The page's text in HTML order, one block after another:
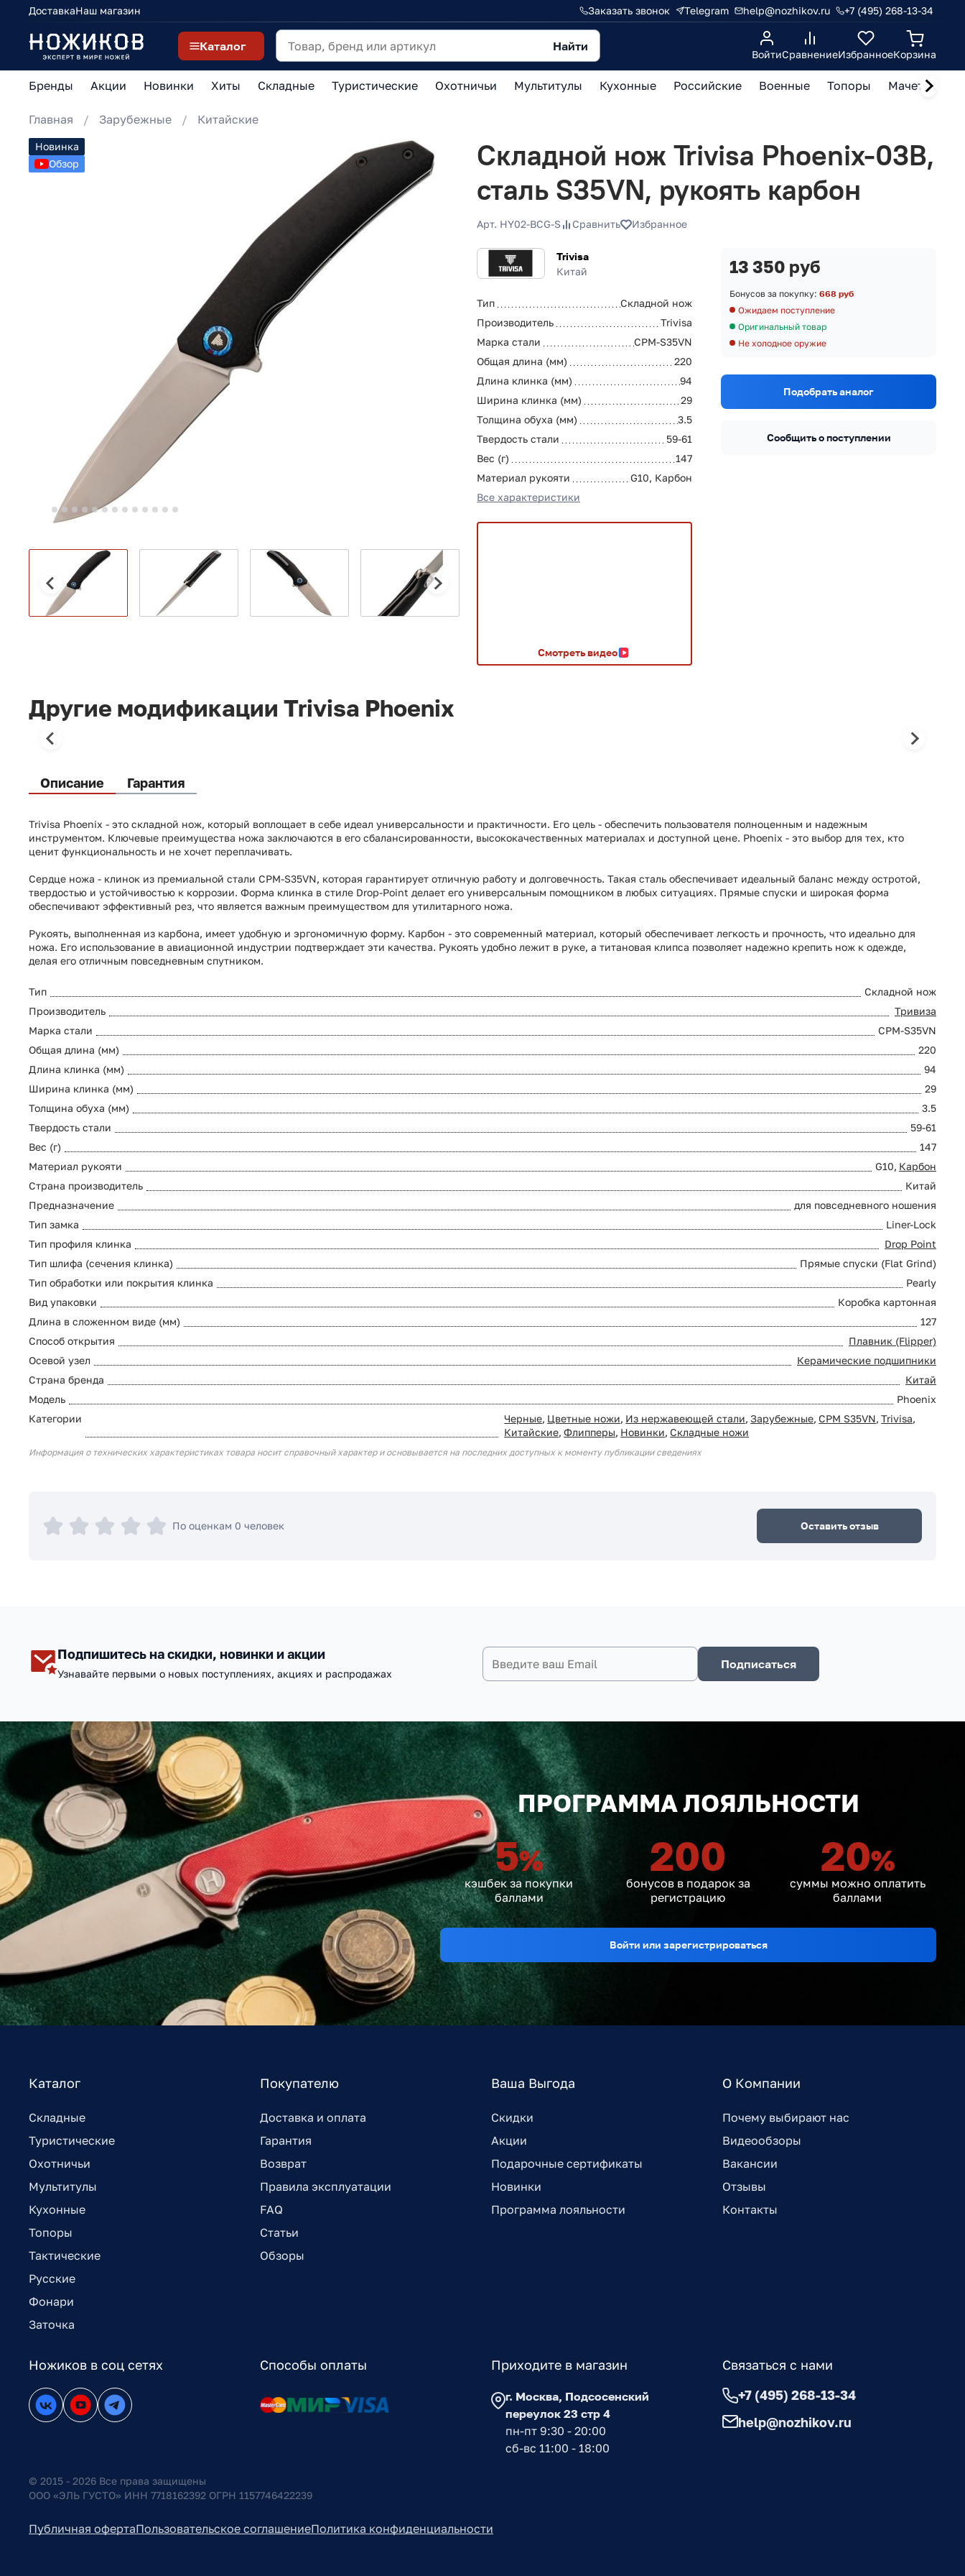
ДоставкаНаш магазин Заказать звонок Telegram help@nozhikov.ru +7 (495) 268-13-34
Каталог Найти
ВойтиСравнениеИзбранноеКорзина
Бренды Акции Новинки Хиты Складные Туристические Охотничьи Мультитулы Кухонные Российские Военные Топоры Мачете,
Главная Зарубежные Китайские
Новинка
Обзор
Складной нож Trivisa Phoenix-03B,
сталь S35VN, рукоять карбон
Арт. HY02-BCG-S Сравнить Избранное
Trivisa
Китай
Тип
Складной нож
Производитель
Trivisa
Марка стали
CPM-S35VN
Общая длина (мм)
220
Длина клинка (мм)
94
Ширина клинка (мм)
29
Толщина обуха (мм)
3.5
Твердость стали
59-61
Вес (г)
147
Материал рукояти
G10, Карбон
Все характеристики
Смотреть видео
13 350 руб
Бонусов за покупку: 668 руб
Ожидаем поступление
Оригинальный товар
Не холодное оружие
Подобрать аналог
Сообщить о поступлении
Другие модификации Trivisa Phoenix
Описание Гарантия
Trivisa Phoenix - это складной нож, который воплощает в себе идеал универсальности и практичности. Его цель - обеспечить пользователя полноценным и надежным
инструментом. Ключевые преимущества ножа заключаются в его сбалансированности, высококачественных материалах и доступной цене. Phoenix - это выбор для тех, кто
ценит функциональность и не хочет переплачивать.
Сердце ножа - клинок из премиальной стали CPM-S35VN, которая гарантирует отличную работу и долговечность. Такая сталь обеспечивает идеальный баланс между остротой,
твердостью и устойчивостью к коррозии. Форма клинка в стиле Drop-Point делает его универсальным помощником в любых ситуациях. Прямые спуски и широкая форма
обеспечивают эффективный рез, что является важным преимуществом для утилитарного ножа.
Рукоять, выполненная из карбона, имеет удобную и эргономичную форму. Карбон - это современный материал, который обеспечивает легкость и прочность, что идеально для
ножа. Его использование в авиационной индустрии подтверждает эти качества. Рукоять удобно лежит в руке, а титановая клипса позволяет надежно крепить нож к одежде,
делая его отличным повседневным спутником.
Тип
Складной нож
Производитель
Тривиза
Марка стали
CPM-S35VN
Общая длина (мм)
220
Длина клинка (мм)
94
Ширина клинка (мм)
29
Толщина обуха (мм)
3.5
Твердость стали
59-61
Вес (г)
147
Материал рукояти
G10, Карбон
Страна производитель
Китай
Предназначение
для повседневного ношения
Тип замка
Liner-Lock
Тип профиля клинка
Drop Point
Тип шлифа (сечения клинка)
Прямые спуски (Flat Grind)
Тип обработки или покрытия клинка
Pearly
Вид упаковки
Коробка картонная
Длина в сложенном виде (мм)
127
Способ открытия
Плавник (Flipper)
Осевой узел
Керамические подшипники
Страна бренда
Китай
Модель
Phoenix
Категории
Черные, Цветные ножи, Из нержавеющей стали, Зарубежные, CPM S35VN, Trivisa,
Китайские, Флипперы, Новинки, Складные ножи
Информация о технических характеристиках товара носит справочный характер и основывается на последних доступных к моменту публикации сведениях
По оценкам 0 человек Оставить отзыв
Подпишитесь на скидки, новинки и акции
Узнавайте первыми о новых поступлениях, акциях и распродажах
Подписаться
ПРОГРАММА ЛОЯЛЬНОСТИ
5%
кэшбек за покупки
баллами
200
бонусов в подарок за
регистрацию
20%
суммы можно оплатить
баллами
Войти или зарегистрироваться
Каталог
Складные
Туристические
Охотничьи
Мультитулы
Кухонные
Топоры
Тактические
Русские
Фонари
Заточка
Покупателю
Доставка и оплата
Гарантия
Возврат
Правила эксплуатации
FAQ
Статьи
Обзоры
Ваша Выгода
Скидки
Акции
Подарочные сертификаты
Новинки
Программа лояльности
О Компании
Почему выбирают нас
Видеообзоры
Вакансии
Отзывы
Контакты
Ножиков в соц сетях Способы оплаты Приходите в магазин
г. Москва, Подсосенский
переулок 23 стр 4
пн-пт 9:30 - 20:00
сб-вс 11:00 - 18:00
Связаться с нами
+7 (495) 268-13-34
help@nozhikov.ru
© 2015 - 2026 Все права защищены
ООО «ЭЛЬ ГУСТО» ИНН 7718162392 ОГРН 1157746422239
Публичная офертаПользовательское соглашениеПолитика конфиденциальности